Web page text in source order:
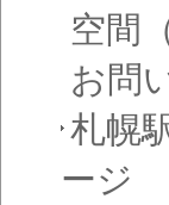
空間
お問
札幌
ージ